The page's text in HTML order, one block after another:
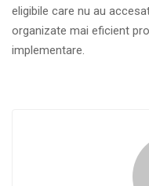
eligibile care nu au
organizate mai eficient
implementare.